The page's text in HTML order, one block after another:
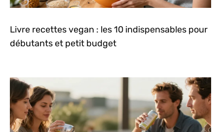
Livre recettes vegan : les 10 indispensables pour
débutants et petit budget